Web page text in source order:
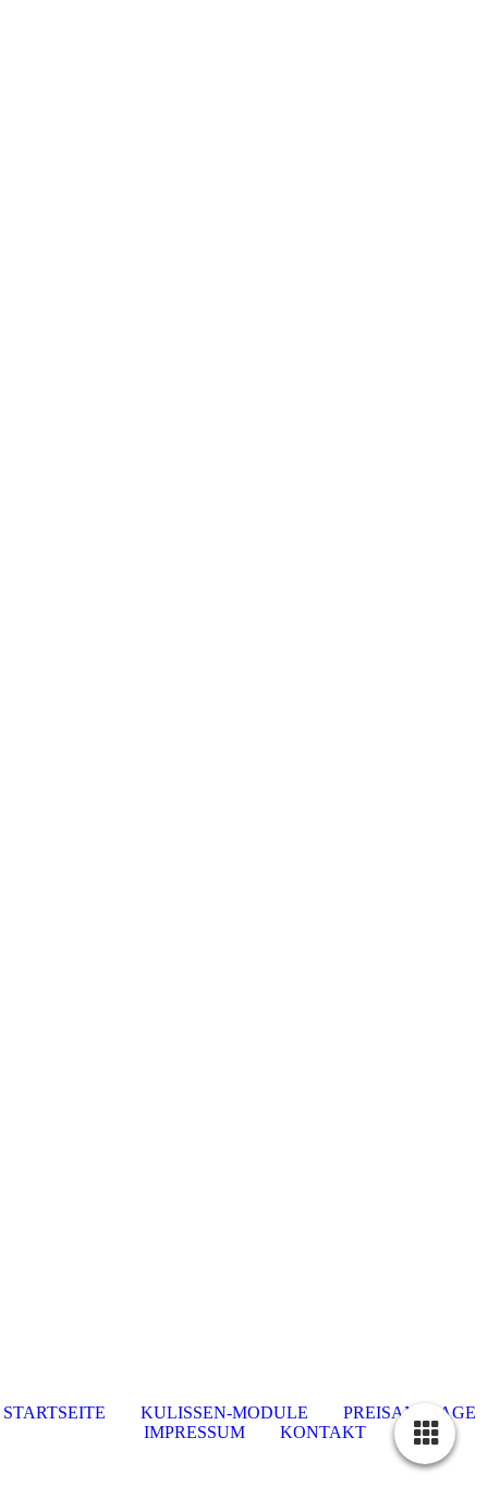
STARTSEITE KULISSEN-MODULE
PREISANFRAGE
IMPRESSUM
KONTAKT